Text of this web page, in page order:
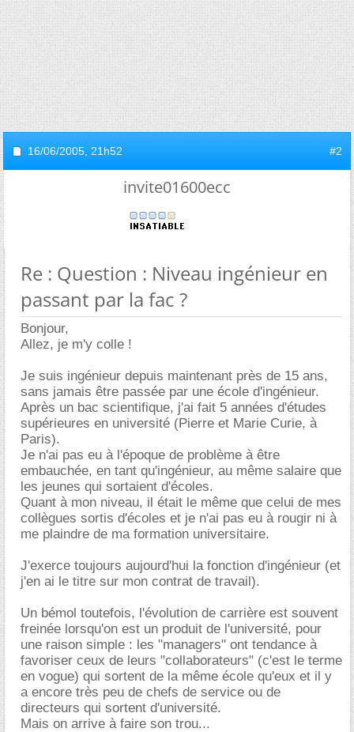
16/06/2005, 21h52 #2
invite01600ecc
Re : Question : Niveau ingénieur en
passant par la fac ?
Bonjour,
Allez, je m'y colle !
Je suis ingénieur depuis maintenant près de 15 ans,
sans jamais être passée par une école d'ingénieur.
Après un bac scientifique, j'ai fait 5 années d'études
supérieures en université (Pierre et Marie Curie, à
Paris).
Je n'ai pas eu à l'époque de problème à être
embauchée, en tant qu'ingénieur, au même salaire que
les jeunes qui sortaient d'écoles.
Quant à mon niveau, il était le même que celui de mes
collègues sortis d'écoles et je n'ai pas eu à rougir ni à
me plaindre de ma formation universitaire.
J'exerce toujours aujourd'hui la fonction d'ingénieur (et
j'en ai le titre sur mon contrat de travail).
Un bémol toutefois, l'évolution de carrière est souvent
freinée lorsqu'on est un produit de l'université, pour
une raison simple : les "managers" ont tendance à
favoriser ceux de leurs "collaborateurs" (c'est le terme
en vogue) qui sortent de la même école qu'eux et il y
a encore très peu de chefs de service ou de
directeurs qui sortent d'université.
Mais on arrive à faire son trou...